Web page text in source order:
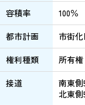
容積率
100％
都市計画
市街
権利種類
所有権
接道
南東
北東